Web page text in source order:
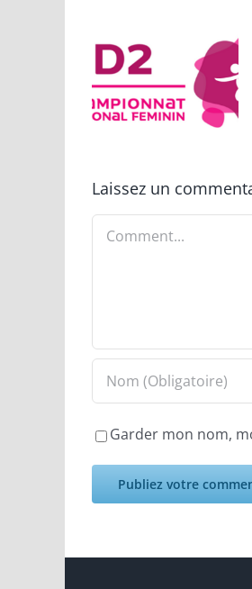
334 jours
Laissez un
Comment
Garder mon nom,